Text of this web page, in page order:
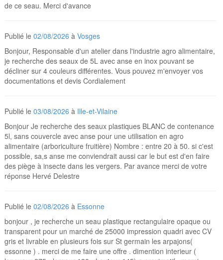
de ce seau. Merci d'avance
Publié le02/08/2026 àVosges
Bonjour, Responsable d'un atelier dans l'industrie agro alimentaire,
je recherche des seaux de 5L avec anse en inox pouvant se
décliner sur 4 couleurs différentes. Vous pouvez m'envoyer vos
documentations et devis Cordialement
Publié le03/08/2026 à Ille-et-Vilaine
Bonjour Je recherche des seaux plastiques BLANC de contenance
5l, sans couvercle avec anse pour une utilisation en agro
alimentaire (arboriculture fruitière) Nombre : entre 20 à 50. si c'est
possible, sa,s anse me conviendrait aussi car le but est d'en faire
des piège à insecte dans les vergers. Par avance merci de votre
réponse Hervé Delestre
Publié le02/08/2026 à Essonne
bonjour , je recherche un seau plastique rectangulaire opaque ou
transparent pour un marché de 25000 impression quadri avec CV
gris et livrable en plusieurs fois sur St germain les arpajons(
essonne ) . merci de me faire une offre . dimention interieur (